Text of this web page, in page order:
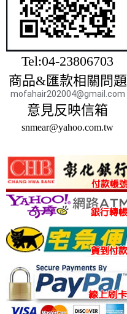
Tel:04-23806703
商品&匯款相關問題
mofahair202004@gmail.com
意見反映信箱
snmear@yahoo.com.tw